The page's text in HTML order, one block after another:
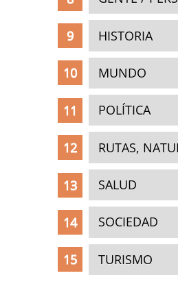
HISTORIA
MUNDO
POLÍTICA
RUTAS,
SALUD
SOCIEDAD
TURISMO